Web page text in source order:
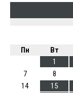
Пн
Вт
1
7
8
14
15